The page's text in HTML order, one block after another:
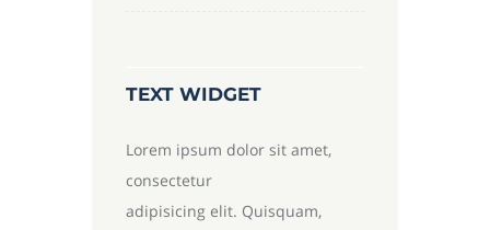
TEXT WIDGET
Lorem ipsum dolor sit amet,
consectetur
adipisicing elit. Quisquam,